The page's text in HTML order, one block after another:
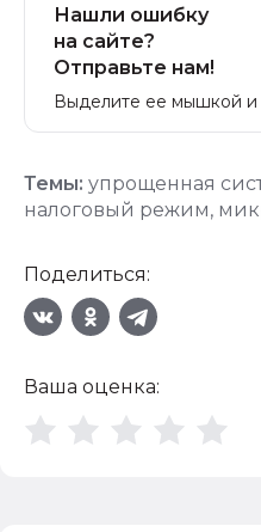
Нашли ошибку
на сайте?
Отправьте нам!
Выделите ее мышкой
Темы: упрощенная
налоговый режим,
Поделиться:
Ваша оценка: